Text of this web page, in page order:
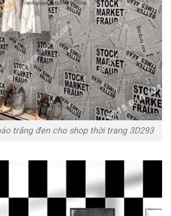
trắng đen cho shop thời trang 3D293